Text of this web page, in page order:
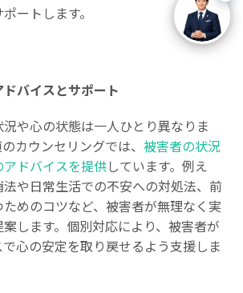
ートします。
バイスとサポート
や心の状態は一人ひとり異なりま
カウンセリングでは、被害者の状況
ドバイスを提供しています。例え
や日常生活での不安への対処法、前
めのコツなど、被害者が無理なく実
します。個別対応により、被害者が
心の安定を取り戻せるよう支援しま